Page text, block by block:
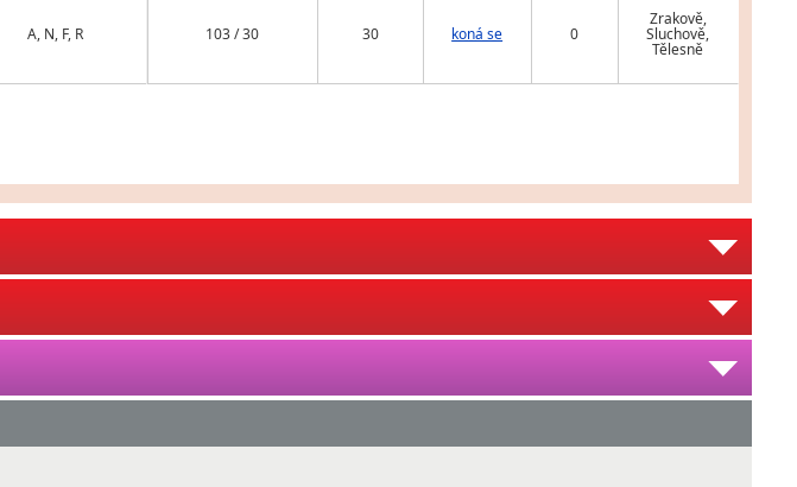
A, N, F, R 103 / 30 30 koná se 0
Zrakově,
Sluchově,
Tělesně